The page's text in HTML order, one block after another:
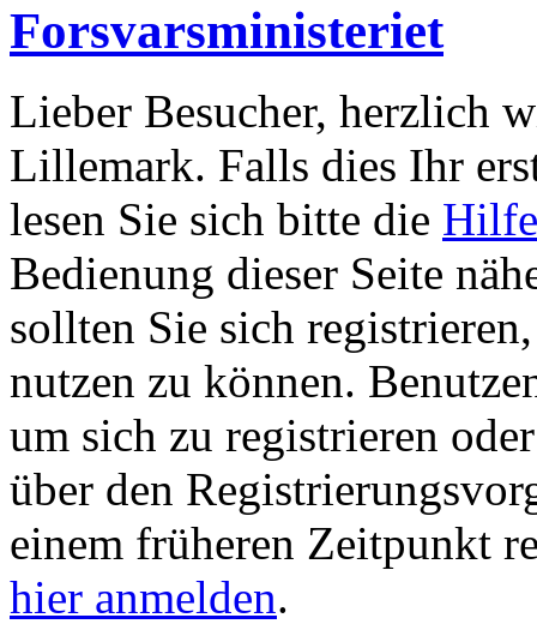
Forsvarsministeriet
Lieber Besucher, herzlich
Lillemark. Falls dies Ihr
lesen Sie sich bitte die Hilfe
Bedienung dieser Seite
sollten Sie sich
nutzen zu können.
um sich zu registrieren
über den
einem früheren Zeitpunkt
hier anmelden.